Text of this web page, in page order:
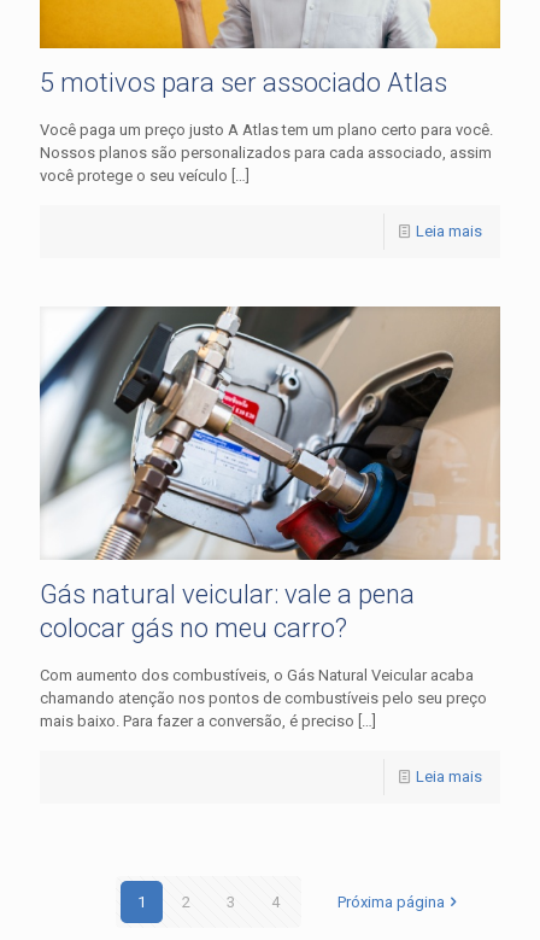
5 motivos para ser associado Atlas
Você paga um preço justo A Atlas tem um plano certo para você.
Nossos planos são personalizados para cada associado, assim
você protege o seu veículo […]
Leia mais
Gás natural veicular: vale a pena
colocar gás no meu carro?
Com aumento dos combustíveis, o Gás Natural Veicular acaba
chamando atenção nos pontos de combustíveis pelo seu preço
mais baixo. Para fazer a conversão, é preciso
Leia mais
1 2 3 4 Próxima página